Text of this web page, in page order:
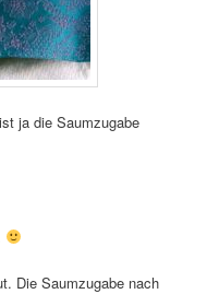
ja die Saumzugabe
Die Saumzugabe nach